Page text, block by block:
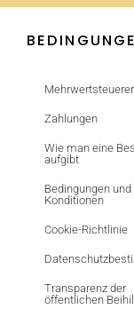
Zahlungen
Wie man eine
aufgibt
Bedingungen und
Konditionen
Cookie-Richtlinie
Transparenz der
öffentlichen